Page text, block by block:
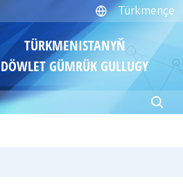
Türkmençe
TÜRKMENISTANYŇ
DÖWLET GÜMRÜK GULLUGY